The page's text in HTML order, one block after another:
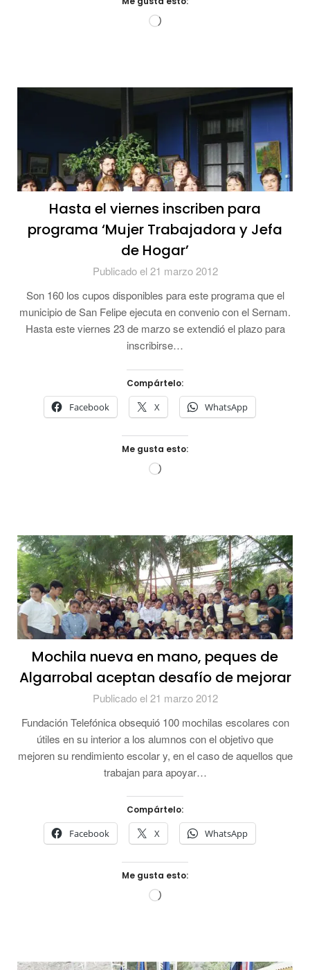
Cargando...
Hasta el viernes inscriben para
programa ‘Mujer Trabajadora y Jefa
de Hogar’
Publicado el 21 marzo 2012
Son 160 los cupos disponibles para este programa que el
municipio de San Felipe ejecuta en convenio con el Sernam.
Hasta este viernes 23 de marzo se extendió el plazo para
inscribirse…
Compártelo:
Facebook X WhatsApp
Me gusta esto:
Cargando...
Mochila nueva en mano, peques de
Algarrobal aceptan desafío de mejorar
Publicado el 21 marzo 2012
Fundación Telefónica obsequió 100 mochilas escolares con
útiles en su interior a los alumnos con el objetivo que
mejoren su rendimiento escolar y, en el caso de aquellos que
trabajan para apoyar…
Compártelo:
Facebook X WhatsApp
Me gusta esto:
Cargando...